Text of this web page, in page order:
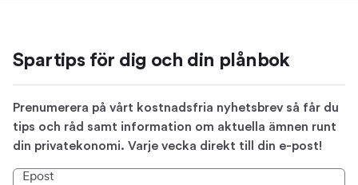
Spartips för dig och din plånbok
Prenumerera på vårt kostnadsfria nyhetsbrev så får du
tips och råd samt information om aktuella ämnen runt
din privatekonomi. Varje vecka direkt till din e-post!
Epost